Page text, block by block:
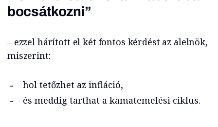
bocsátkozni”
– ezzel hárított el két fontos kérdést az alelnök,
miszerint:
hol tetőzhet az infláció,
és meddig tarthat a kamatemelési ciklus.